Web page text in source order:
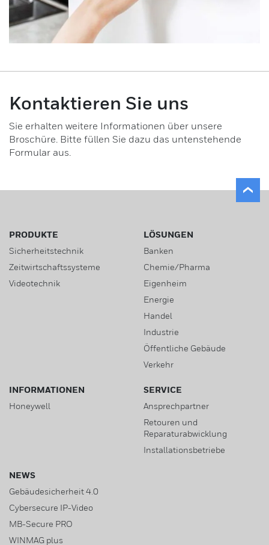
Kontaktieren Sie uns
Sie erhalten weitere Informationen über unsere
Broschüre. Bitte füllen Sie dazu das untenstehende
Formular aus.
PRODUKTE
Sicherheitstechnik
Zeitwirtschaftssysteme
Videotechnik
LÖSUNGEN
Banken
Chemie/Pharma
Eigenheim
Energie
Handel
Industrie
Öffentliche Gebäude
Verkehr
INFORMATIONEN
Honeywell
SERVICE
Ansprechpartner
Retouren und
Reparaturabwicklung
Installationsbetriebe
NEWS
Gebäudesicherheit 4.0
Cybersecure IP-Video
MB-Secure PRO
WINMAG plus